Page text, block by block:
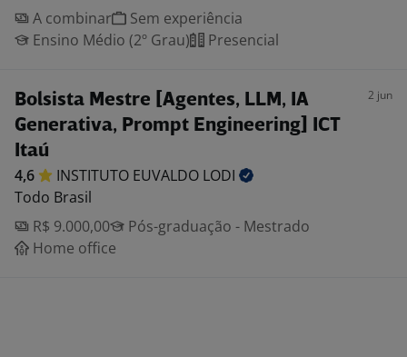
A combinar
Sem experiência
Ensino Médio (2º Grau)
Presencial
Bolsista Mestre [Agentes, LLM, IA
Generativa, Prompt Engineering] ICT
Itaú
2 jun
4,6 INSTITUTO EUVALDO LODI
Todo Brasil
R$ 9.000,00
Pós-graduação - Mestrado
Home office